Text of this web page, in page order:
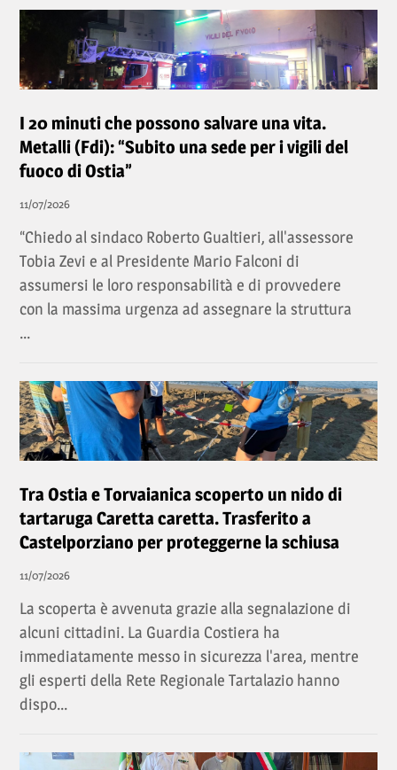
I 20 minuti che possono salvare una vita.
Metalli (Fdi): “Subito una sede per i vigili del
fuoco di Ostia”
11/07/2026
“Chiedo al sindaco Roberto Gualtieri, all'assessore
Tobia Zevi e al Presidente Mario Falconi di
assumersi le loro responsabilità e di provvedere
con la massima urgenza ad assegnare la struttura
...
Tra Ostia e Torvaianica scoperto un nido di
tartaruga Caretta caretta. Trasferito a
Castelporziano per proteggerne la schiusa
11/07/2026
La scoperta è avvenuta grazie alla segnalazione di
alcuni cittadini. La Guardia Costiera ha
immediatamente messo in sicurezza l'area, mentre
gli esperti della Rete Regionale Tartalazio hanno
dispo...